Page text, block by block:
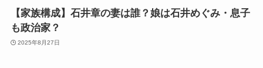
【家族構成】石井章の妻は誰？娘は石井めぐみ・息子
も政治家？
2025年8月27日